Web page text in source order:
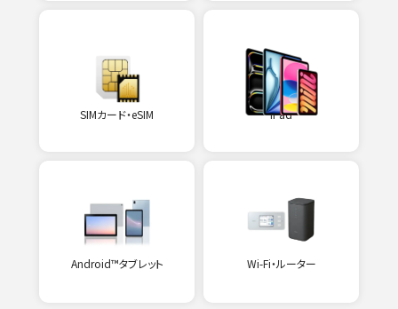
SIMカード・eSIM iPad
Android™タブレット Wi-Fi・ルーター